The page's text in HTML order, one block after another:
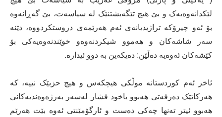
لێکدانەوەیەک و بێ هیچ تێگەیشتنێک لە سیاسەت، بێ گەڕانەوە
بۆ ئەو چیرۆکە تراژیدیانەی ئەم هەرێمەی دروستکردووە، دێنە
سەر شاشەکان و هەموو شیکردنەوەو خوێندنەوەیەکی بۆ
کێشەکان ئەوەیە دەڵێن: دەیکەین بە دوو ئیدارە.
ئاخر ئەم کوردستانە موڵکی هیچکەس و هیچ حزبێک نییە، کە
هەرکاتێک دەرفەتی هەبوو یاخود فشار لەسەر بەرژەوەندیەکانی
هەبوو ئیتر تەنها چەکی دەست و ئارگۆمێنتی ئەوە بێت هەرێم